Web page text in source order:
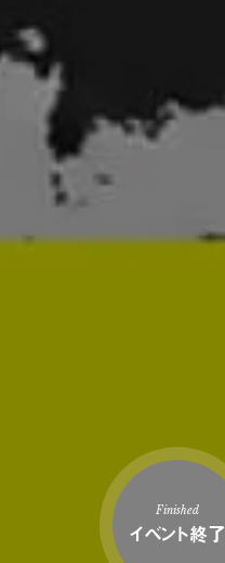
Finished
イベント終了